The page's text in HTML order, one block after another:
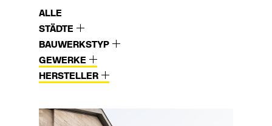
ALLE
STÄDTE
BAUWERKSTYP
GEWERKE
HERSTELLER